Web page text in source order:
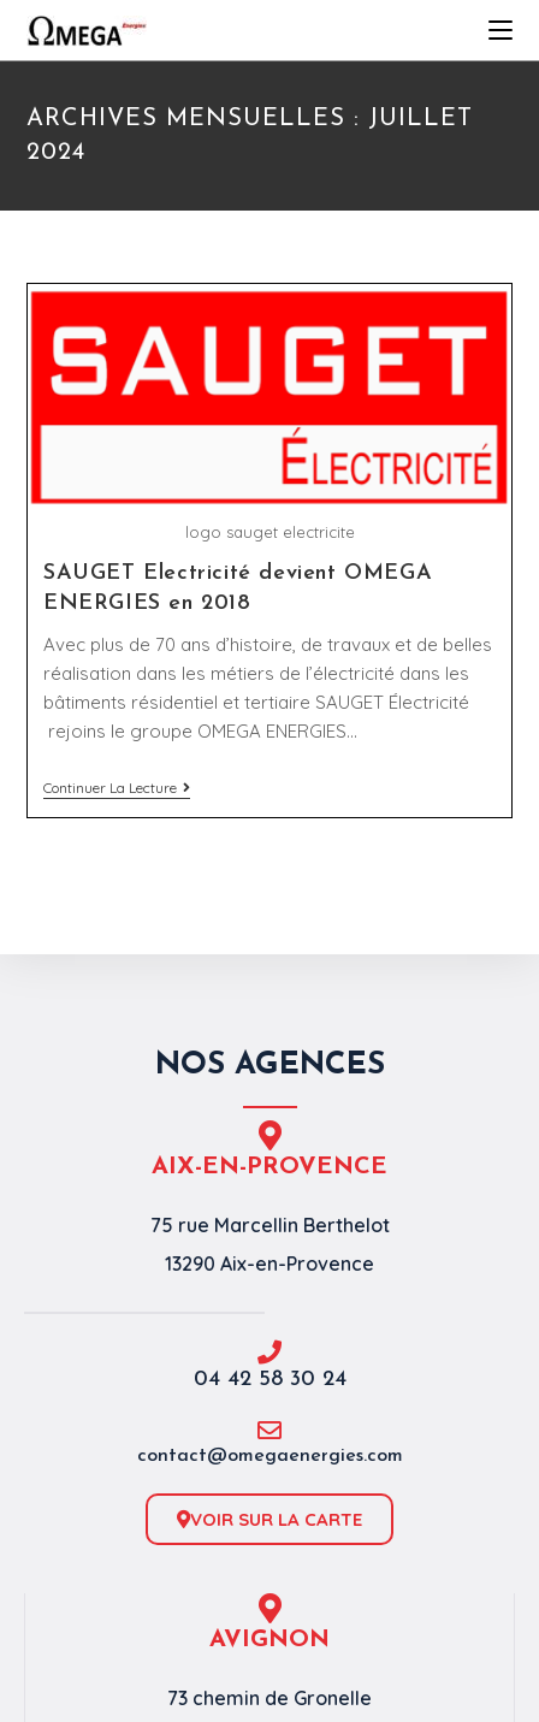
ARCHIVES MENSUELLES : JUILLET
2024
logo sauget electricite
SAUGET Electricité devient OMEGA
ENERGIES en 2018
Avec plus de 70 ans d’histoire, de travaux et de belles
réalisation dans les métiers de l’électricité dans les
bâtiments résidentiel et tertiaire SAUGET Électricité
rejoins le groupe OMEGA ENERGIES…
Continuer La Lecture
NOS AGENCES
AIX-EN-PROVENCE
75 rue Marcellin Berthelot
13290 Aix-en-Provence
04 42 58 30 24
contact@omegaenergies.com
VOIR SUR LA CARTE
AVIGNON
73 chemin de Gronelle